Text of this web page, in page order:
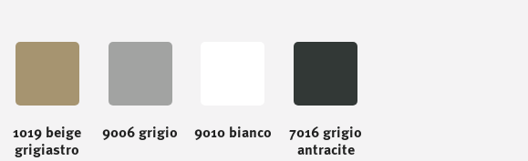
1019 beige
grigiastro
9006 grigio 9010 bianco
7016 grigio
antracite